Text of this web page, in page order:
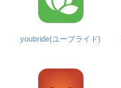
youbride(ユーブライド)